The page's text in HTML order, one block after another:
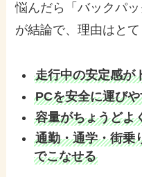
悩んだら「バックパ
が結論で、理由はとて
走行中の安定感が
PCを安全に運び
容量がちょうどよ
通勤・通学・街乗
でこなせる